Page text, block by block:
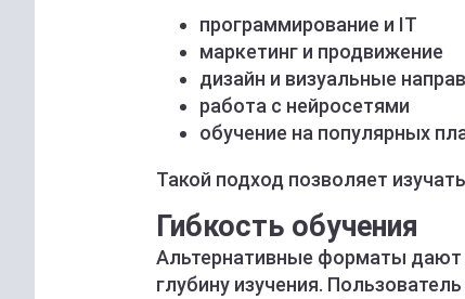
программирование и IT
маркетинг и продвижение
дизайн и визуальные
работа с нейросетями
обучение на популярных
Такой подход позволяет
Гибкость обучения
Альтернативные форматы дают
глубину изучения.